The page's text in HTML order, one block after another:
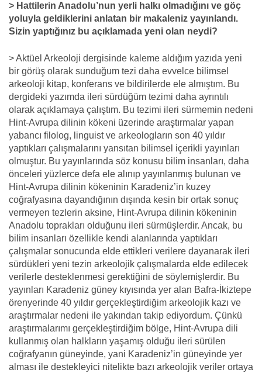
> Hattilerin Anadolu’nun yerli halkı olmadığını ve göç
yoluyla geldiklerini anlatan bir makaleniz yayınlandı.
Sizin yaptığınız bu açıklamada yeni olan neydi?
> Aktüel Arkeoloji dergisinde kaleme aldığım yazıda yeni
bir görüş olarak sunduğum tezi daha evvelce bilimsel
arkeoloji kitap, konferans ve bildirilerde ele almıştım. Bu
dergideki yazımda ileri sürdüğüm tezimi daha ayrıntılı
olarak açıklamaya çalıştım. Bu tezimi ileri sürmemin nedeni
Hint-Avrupa dilinin kökeni üzerinde araştırmalar yapan
yabancı filolog, linguist ve arkeologların son 40 yıldır
yaptıkları çalışmalarını yansıtan bilimsel içerikli yayınları
olmuştur. Bu yayınlarında söz konusu bilim insanları, daha
önceleri yüzlerce defa ele alınıp yayınlanmış bulunan ve
Hint-Avrupa dilinin kökeninin Karadeniz’in kuzey
coğrafyasına dayandığının dışında kesin bir ortak sonuç
vermeyen tezlerin aksine, Hint-Avrupa dilinin kökeninin
Anadolu toprakları olduğunu ileri sürmüşlerdir. Ancak, bu
bilim insanları özellikle kendi alanlarında yaptıkları
çalışmalar sonucunda elde ettikleri verilere dayanarak ileri
sürdükleri yeni tezin arkeolojik çalışmalarda elde edilecek
verilerle desteklenmesi gerektiğini de söylemişlerdir. Bu
yayınları Karadeniz güney kıyısında yer alan Bafra-İkiztepe
örenyerinde 40 yıldır gerçekleştirdiğim arkeolojik kazı ve
araştırmalar nedeni ile yakından takip ediyordum. Çünkü
araştırmalarımı gerçekleştirdiğim bölge, Hint-Avrupa dili
kullanmış olan halkların yaşamış olduğu ileri sürülen
coğrafyanın güneyinde, yani Karadeniz’in güneyinde yer
alması ile destekleyici nitelikte bazı arkeolojik veriler ortaya